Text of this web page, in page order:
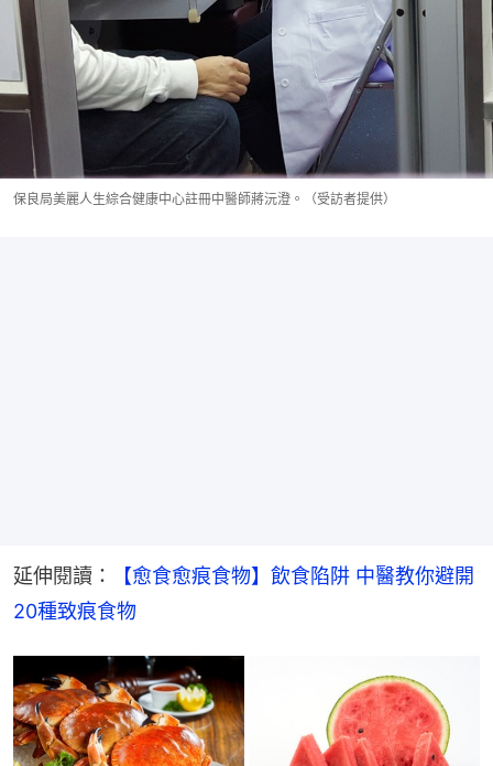
保良局美麗人生綜合健康中心註冊中醫師蔣沅澄。（受訪者提供）
延伸閱讀：
【愈食愈痕食物】飲食陷阱 中醫教你避開
20種致痕食物